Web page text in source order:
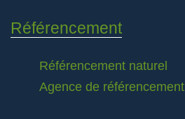
Référencement
Référencement naturel
Agence de référencement